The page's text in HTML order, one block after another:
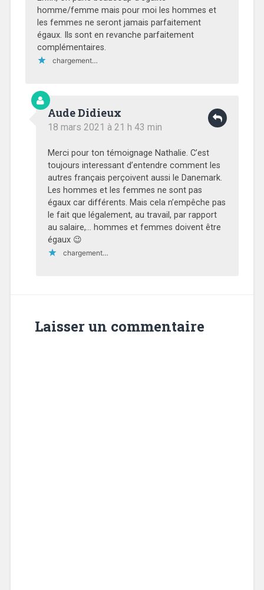
homme/femme mais pour moi les hommes et
les femmes ne seront jamais parfaitement
égaux. Ils sont en revanche parfaitement
complémentaires.
chargement…
Aude Didieux
18 mars 2021 à 21 h 43 min
Merci pour ton témoignage Nathalie. C’est
toujours interessant d’entendre comment les
autres français perçoivent aussi le Danemark.
Les hommes et les femmes ne sont pas
égaux car différents. Mais cela n’empêche pas
le fait que légalement, au travail, par rapport
au salaire,… hommes et femmes doivent être
égaux 😉
chargement…
Laisser un commentaire